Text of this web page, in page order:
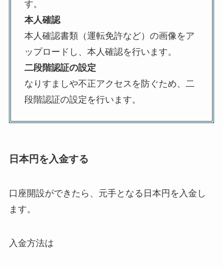
す。
本人確認
本人確認書類（運転免許など）の画像をア
ップロードし、本人確認を行います。
二段階認証の設定
なりすましや不正アクセスを防ぐため、二
段階認証の設定を行います。
日本円を入金する
口座開設ができたら、元手となる日本円を入金し
ます。
入金方法は